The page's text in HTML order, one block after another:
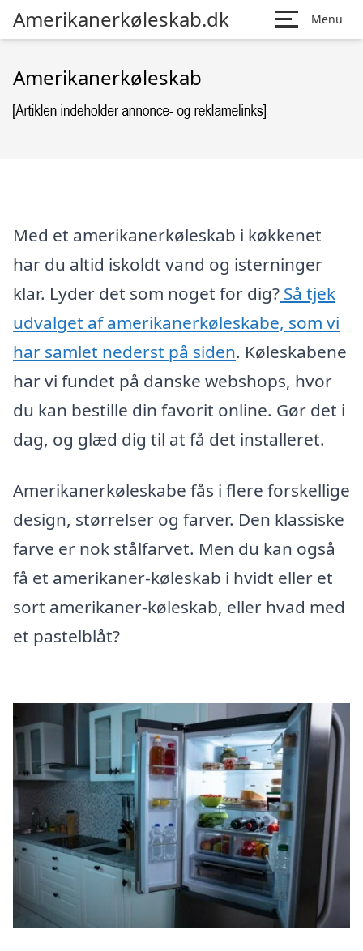
Amerikanerkøleskab.dk Menu
Amerikanerkøleskab
Med et amerikanerkøleskab i køkkenet
har du altid iskoldt vand og isterninger
klar. Lyder det som noget for dig? Så tjek
udvalget af amerikanerkøleskabe, som vi
har samlet nederst på siden. Køleskabene
har vi fundet på danske webshops, hvor
du kan bestille din favorit online. Gør det i
dag, og glæd dig til at få det installeret.
Amerikanerkøleskabe fås i flere forskellige
design, størrelser og farver. Den klassiske
farve er nok stålfarvet. Men du kan også
få et amerikaner-køleskab i hvidt eller et
sort amerikaner-køleskab, eller hvad med
et pastelblåt?